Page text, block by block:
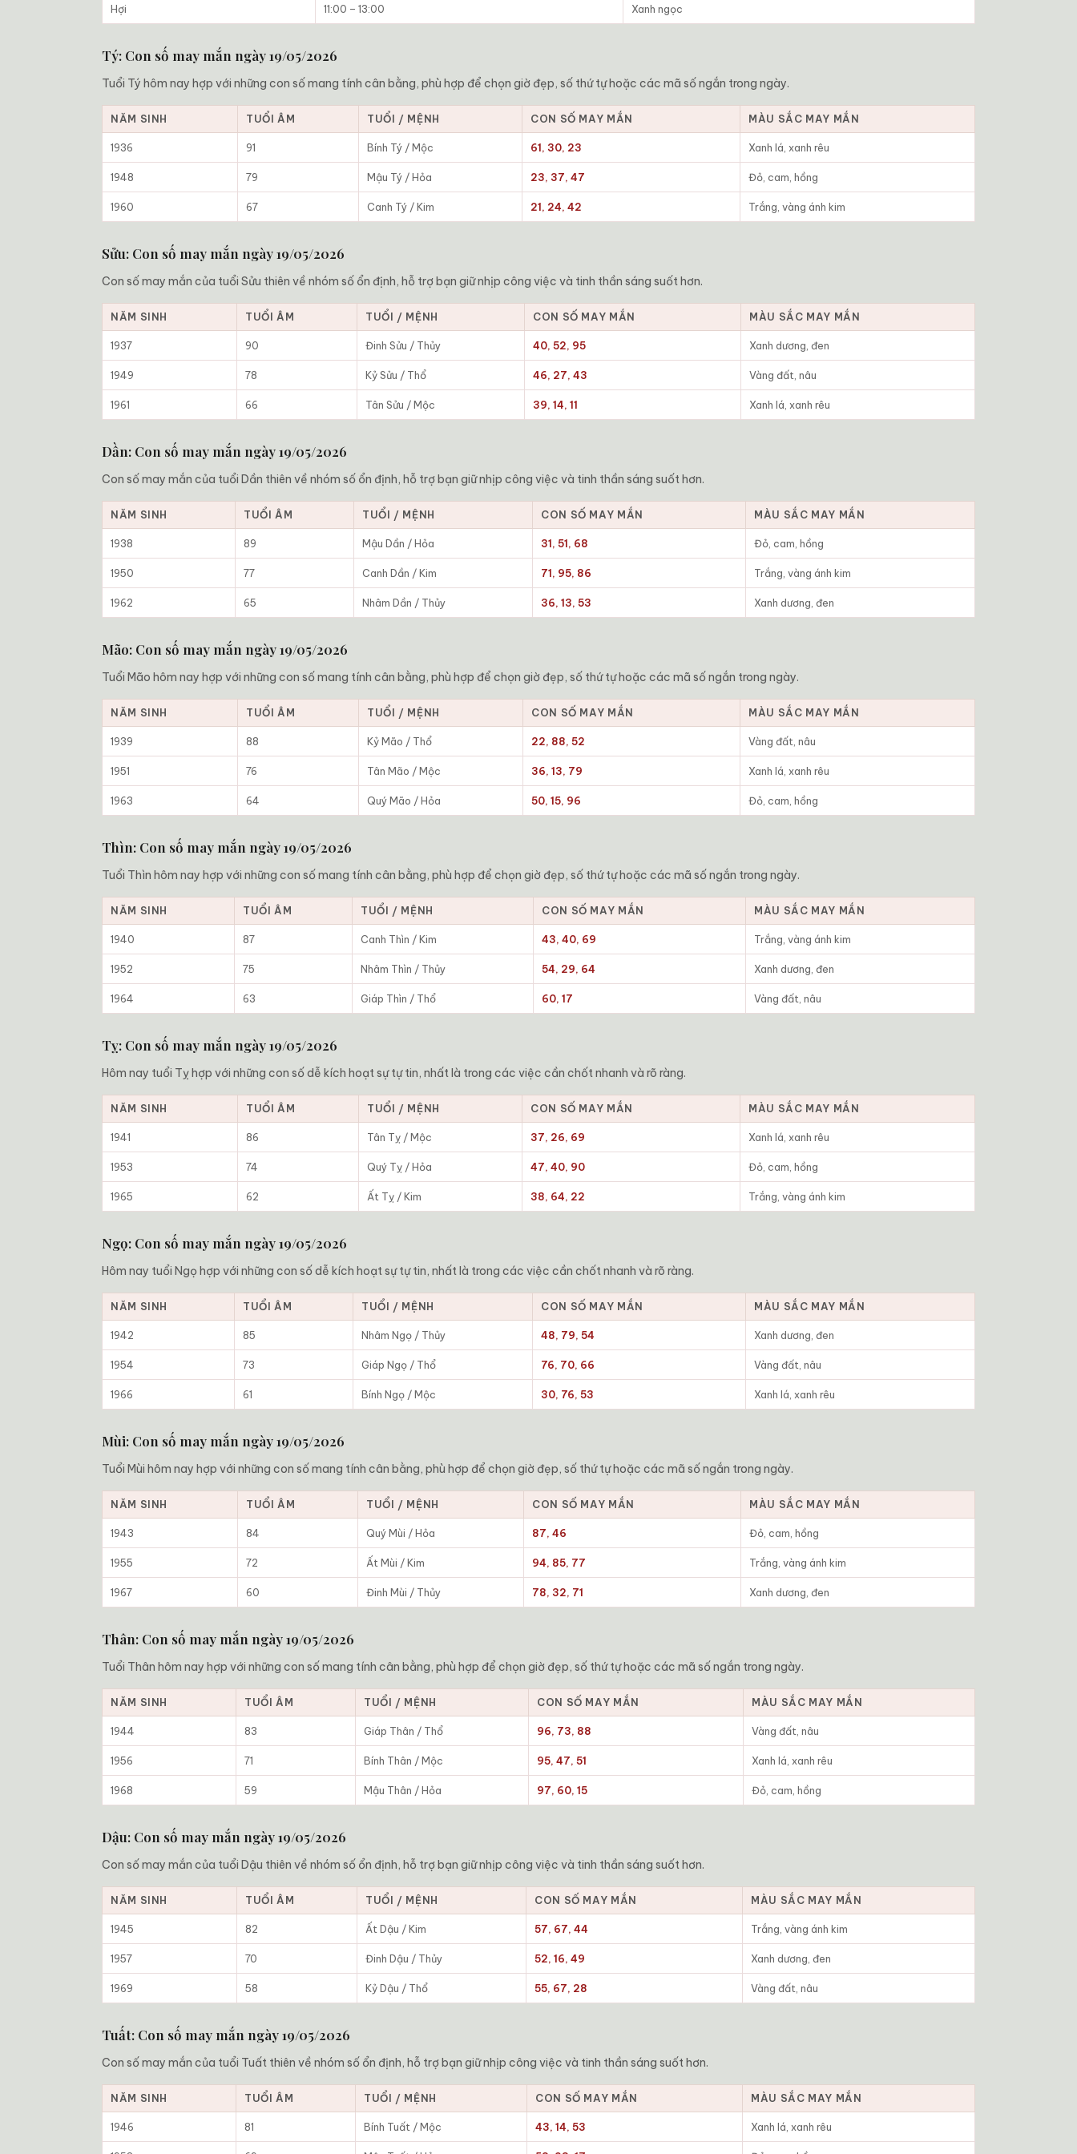
Hợi 11:00 – 13:00 Xanh ngọc
Tý: Con số may mắn ngày 19/05/2026
Tuổi Tý hôm nay hợp với những con số mang tính cân bằng, phù hợp để chọn giờ đẹp, số thứ tự hoặc các mã số ngắn trong ngày.
NĂM SINH TUỔI ÂM TUỔI / MỆNH CON SỐ MAY MẮN MÀU SẮC MAY MẮN
1936 91 Bính Tý / Mộc 61, 30, 23 Xanh lá, xanh rêu
1948 79 Mậu Tý / Hỏa 23, 37, 47 Đỏ, cam, hồng
1960 67 Canh Tý / Kim 21, 24, 42 Trắng, vàng ánh kim
Sửu: Con số may mắn ngày 19/05/2026
Con số may mắn của tuổi Sửu thiên về nhóm số ổn định, hỗ trợ bạn giữ nhịp công việc và tinh thần sáng suốt hơn.
NĂM SINH TUỔI ÂM TUỔI / MỆNH CON SỐ MAY MẮN MÀU SẮC MAY MẮN
1937 90 Đinh Sửu / Thủy 40, 52, 95 Xanh dương, đen
1949 78 Kỷ Sửu / Thổ 46, 27, 43 Vàng đất, nâu
1961 66 Tân Sửu / Mộc 39, 14, 11 Xanh lá, xanh rêu
Dần: Con số may mắn ngày 19/05/2026
Con số may mắn của tuổi Dần thiên về nhóm số ổn định, hỗ trợ bạn giữ nhịp công việc và tinh thần sáng suốt hơn.
NĂM SINH TUỔI ÂM TUỔI / MỆNH CON SỐ MAY MẮN MÀU SẮC MAY MẮN
1938 89 Mậu Dần / Hỏa 31, 51, 68 Đỏ, cam, hồng
1950 77 Canh Dần / Kim 71, 95, 86 Trắng, vàng ánh kim
1962 65 Nhâm Dần / Thủy 36, 13, 53 Xanh dương, đen
Mão: Con số may mắn ngày 19/05/2026
Tuổi Mão hôm nay hợp với những con số mang tính cân bằng, phù hợp để chọn giờ đẹp, số thứ tự hoặc các mã số ngắn trong ngày.
NĂM SINH TUỔI ÂM TUỔI / MỆNH CON SỐ MAY MẮN MÀU SẮC MAY MẮN
1939 88 Kỷ Mão / Thổ 22, 88, 52 Vàng đất, nâu
1951 76 Tân Mão / Mộc 36, 13, 79 Xanh lá, xanh rêu
1963 64 Quý Mão / Hỏa 50, 15, 96 Đỏ, cam, hồng
Thìn: Con số may mắn ngày 19/05/2026
Tuổi Thìn hôm nay hợp với những con số mang tính cân bằng, phù hợp để chọn giờ đẹp, số thứ tự hoặc các mã số ngắn trong ngày.
NĂM SINH TUỔI ÂM TUỔI / MỆNH CON SỐ MAY MẮN MÀU SẮC MAY MẮN
1940 87 Canh Thìn / Kim 43, 40, 69 Trắng, vàng ánh kim
1952 75 Nhâm Thìn / Thủy 54, 29, 64 Xanh dương, đen
1964 63 Giáp Thìn / Thổ 60, 17 Vàng đất, nâu
Tỵ: Con số may mắn ngày 19/05/2026
Hôm nay tuổi Tỵ hợp với những con số dễ kích hoạt sự tự tin, nhất là trong các việc cần chốt nhanh và rõ ràng.
NĂM SINH TUỔI ÂM TUỔI / MỆNH CON SỐ MAY MẮN MÀU SẮC MAY MẮN
1941 86 Tân Tỵ / Mộc 37, 26, 69 Xanh lá, xanh rêu
1953 74 Quý Tỵ / Hỏa 47, 40, 90 Đỏ, cam, hồng
1965 62 Ất Tỵ / Kim 38, 64, 22 Trắng, vàng ánh kim
Ngọ: Con số may mắn ngày 19/05/2026
Hôm nay tuổi Ngọ hợp với những con số dễ kích hoạt sự tự tin, nhất là trong các việc cần chốt nhanh và rõ ràng.
NĂM SINH TUỔI ÂM TUỔI / MỆNH CON SỐ MAY MẮN MÀU SẮC MAY MẮN
1942 85 Nhâm Ngọ / Thủy 48, 79, 54 Xanh dương, đen
1954 73 Giáp Ngọ / Thổ 76, 70, 66 Vàng đất, nâu
1966 61 Bính Ngọ / Mộc 30, 76, 53 Xanh lá, xanh rêu
Mùi: Con số may mắn ngày 19/05/2026
Tuổi Mùi hôm nay hợp với những con số mang tính cân bằng, phù hợp để chọn giờ đẹp, số thứ tự hoặc các mã số ngắn trong ngày.
NĂM SINH TUỔI ÂM TUỔI / MỆNH CON SỐ MAY MẮN MÀU SẮC MAY MẮN
1943 84 Quý Mùi / Hỏa 87, 46 Đỏ, cam, hồng
1955 72 Ất Mùi / Kim 94, 85, 77 Trắng, vàng ánh kim
1967 60 Đinh Mùi / Thủy 78, 32, 71 Xanh dương, đen
Thân: Con số may mắn ngày 19/05/2026
Tuổi Thân hôm nay hợp với những con số mang tính cân bằng, phù hợp để chọn giờ đẹp, số thứ tự hoặc các mã số ngắn trong ngày.
NĂM SINH TUỔI ÂM TUỔI / MỆNH CON SỐ MAY MẮN MÀU SẮC MAY MẮN
1944 83 Giáp Thân / Thổ 96, 73, 88 Vàng đất, nâu
1956 71 Bính Thân / Mộc 95, 47, 51 Xanh lá, xanh rêu
1968 59 Mậu Thân / Hỏa 97, 60, 15 Đỏ, cam, hồng
Dậu: Con số may mắn ngày 19/05/2026
Con số may mắn của tuổi Dậu thiên về nhóm số ổn định, hỗ trợ bạn giữ nhịp công việc và tinh thần sáng suốt hơn.
NĂM SINH TUỔI ÂM TUỔI / MỆNH CON SỐ MAY MẮN MÀU SẮC MAY MẮN
1945 82 Ất Dậu / Kim 57, 67, 44 Trắng, vàng ánh kim
1957 70 Đinh Dậu / Thủy 52, 16, 49 Xanh dương, đen
1969 58 Kỷ Dậu / Thổ 55, 67, 28 Vàng đất, nâu
Tuất: Con số may mắn ngày 19/05/2026
Con số may mắn của tuổi Tuất thiên về nhóm số ổn định, hỗ trợ bạn giữ nhịp công việc và tinh thần sáng suốt hơn.
NĂM SINH TUỔI ÂM TUỔI / MỆNH CON SỐ MAY MẮN MÀU SẮC MAY MẮN
1946 81 Bính Tuất / Mộc 43, 14, 53 Xanh lá, xanh rêu